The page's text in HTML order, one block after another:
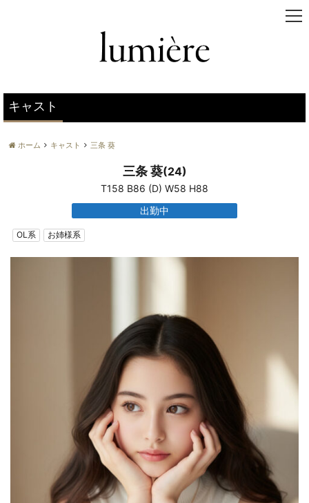
キャスト
ホーム キャスト 三条 葵
三条 葵(24)
T158 B86 (D) W58 H88
出勤中
OL系 お姉様系
t